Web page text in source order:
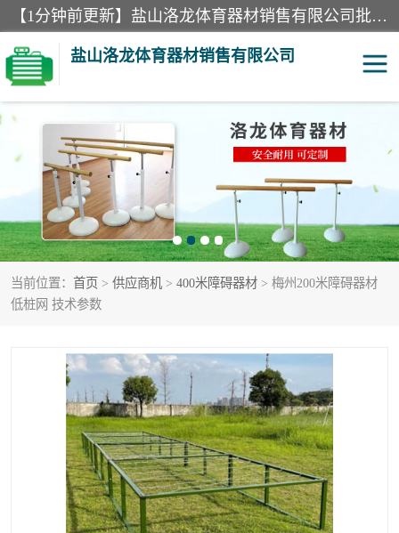
【1分钟前更新】盐山洛龙体育器材销售有限公司批量供应：300米障碍器材、400米障碍器材、部队训练器材、双杠、体操垫、舞蹈把杆等产品。盐山洛龙体育器材销售有限公司经过多年的发展，集研发，生产，销售，售后服务为一体. 奉行“质量，信誉，服务”的宗旨，以开拓创新的精神和真诚守信的态度积极进取。
盐山洛龙体育器材销售有限公司
当前位置： 首页 > 供应商机 > 400米障碍器材 > 梅州200米障碍器材
低桩网 技术参数
单双杠 舞蹈把杆
400米障碍器材 体操垫
300米障碍器材 攀爬架
塑胶跑道 400米障碍器材1